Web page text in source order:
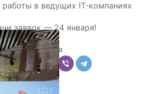
в ведущих IT-компаниях
заявок — 24 января!
Поделиться